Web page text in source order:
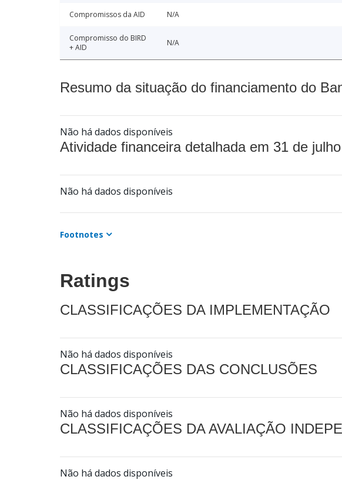
Compromissos da AID N/A
Compromisso do BIRD
+ AID
N/A
Resumo da situação do financiamento do
Não há dados disponíveis
Atividade financeira detalhada em 31 de
Não há dados disponíveis
Footnotes
Ratings
CLASSIFICAÇÕES DA IMPLEMENTAÇÃO
Não há dados disponíveis
CLASSIFICAÇÕES DAS CONCLUSÕES
Não há dados disponíveis
CLASSIFICAÇÕES DA AVALIAÇÃO
Não há dados disponíveis